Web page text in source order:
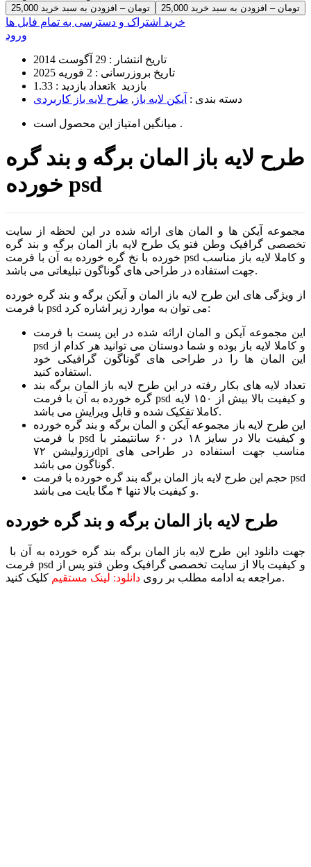
25,000 تومان – افزودن به سبد خرید
خرید اشتراک و دسترسی به تمام فایل ها
ورود
تاریخ انتشار : 29 آگوست 2014
تاریخ بروزرسانی : 2 فوریه 2025
تعداد بازدید :
1.33k بازدید
دسته بندی : آیکن لایه باز , طرح لایه باز کاربردی
میانگین امتیاز این محصول است .
طرح لایه باز المان برگه و بند گره
خورده psd
مجموعه آیکن ها و المان های ارائه شده در این لحظه از سایت
تخصصی گرافیک وطن فتو یک طرح لایه باز المان برگه و بند گره
خورده با نخ گره خورده به آن با فرمت psd و کاملا لایه باز مناسب
جهت استفاده در طراحی های گوناگون تبلیغاتی می باشد.
از ویژگی های این طرح لایه باز المان و آیکن برگه و بند گره خورده
با فرمت psd می توان به موارد زیر اشاره کرد:
این مجموعه آیکن و المان ارائه شده در این پست با فرمت
psd و کاملا لایه باز بوده و شما دوستان می توانید هر کدام از
این المان ها را در طراحی های گوناگون گرافیکی خود
استفاده کنید.
تعداد لایه های بکار رفته در این طرح لایه باز المان برگه بند
گره خورده به آن با فرمت psd و کیفیت بالا بیش از ۱۵۰ لایه
کاملا تفکیک شده و قابل ویرایش می باشد.
این طرح لایه باز مجموعه آیکن و المان برگه و بند گره خورده
با فرمت psd و کیفیت بالا در سایز ۱۸ در ۶۰ سانتیمتر با
رزولیشن ۷۲dpi مناسب جهت استفاده در طراحی های
گوناگون می باشد.
حجم این طرح لایه باز المان برگه بند گره خورده با فرمت psd
و کیفیت بالا تنها ۴ مگا بایت می باشد.
طرح لایه باز المان برگه و بند گره خورده
فرمت psd و کیفیت بالا از سایت تخصصی گرافیک وطن فتو پس از
مراجعه به ادامه مطلب بر روی دانلود: لینک مستقیم کلیک کنید.